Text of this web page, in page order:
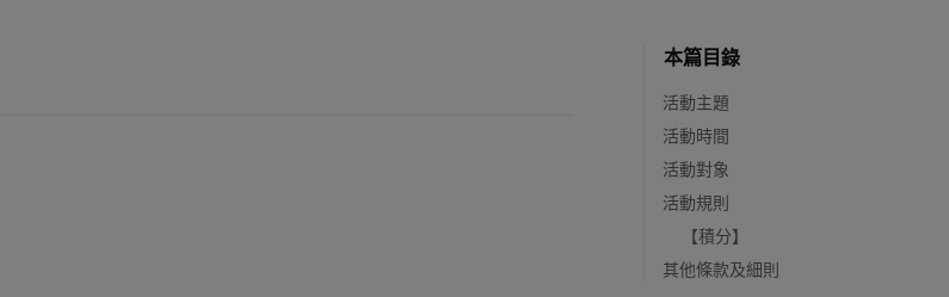
本篇目錄
活動主題
活動時間
活動對象
活動規則
【積分】
其他條款及細則